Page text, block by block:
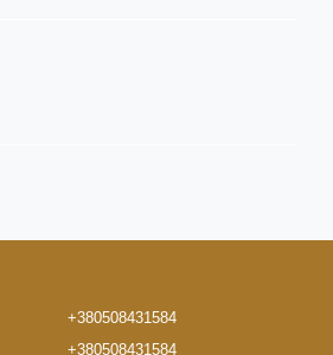
+380508431584
+380508431584